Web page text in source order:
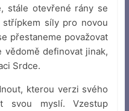
stále otevřené rány se
síly pro novou
přestaneme považovat
vědomě definovat jinak,
Srdce.
kterou verzi svého
svou myslí. Vzestup